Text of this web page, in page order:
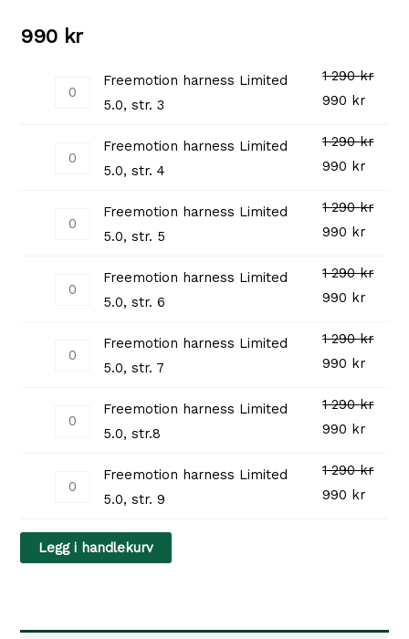
990 kr
Freemotion
Freemotion harness Limited
5.0, str. 3
1 290kr
Opprinnelig
var:
1
290 kr.
990 kr
er:
Freemotion
Freemotion harness Limited
5.0, str. 4
1 290kr
Opprinnelig
var:
1
290 kr.
990 kr
er:
Freemotion
Freemotion harness Limited
5.0, str. 5
1 290kr
Opprinnelig
var:
1
290 kr.
990 kr
er:
Freemotion
Freemotion harness Limited
5.0, str. 6
1 290kr
Opprinnelig
var:
1
290 kr.
990 kr
er:
Freemotion
Freemotion harness Limited
5.0, str. 7
1 290kr
Opprinnelig
var:
1
290 kr.
990 kr
er:
Freemotion
antall
Freemotion harness Limited
5.0, str.8
1 290kr
Opprinnelig
var:
1
990 kr
er:
Freemotion
Limited
5.0,
antall
Freemotion harness Limited
5.0, str. 9
1 290kr
Opprinnelig
990 kr
Legg i handlekurv